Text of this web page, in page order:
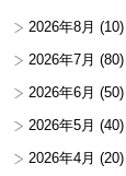
2026年8月 (10)
2026年7月 (80)
2026年6月 (50)
2026年5月 (40)
2026年4月 (20)